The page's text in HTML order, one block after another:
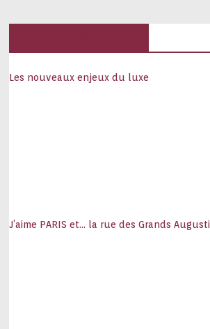
Les nouveaux enjeux du luxe
J’aime PARIS et… la rue des Grands